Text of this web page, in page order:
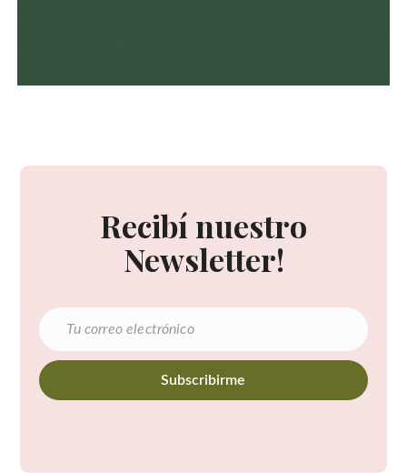
Recibí nuestro
Newsletter!